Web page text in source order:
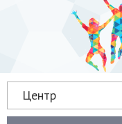
Центр